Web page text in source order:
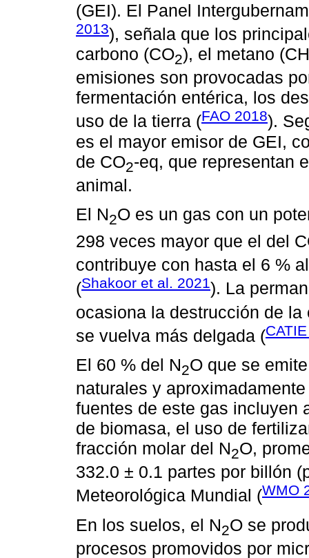
(GEI). El Panel
2013), señala que los
carbono (CO2), el metano (CH
emisiones son provocadas
fermentación entérica, los
uso de la tierra (FAO 2018).
es el mayor emisor de GEI,
de CO2-eq, que representan
animal.
El N2O es un gas con un
298 veces mayor que el del
contribuye con hasta el 6 %
(Shakoor et al. 2021). La
ocasiona la destrucción de
se vuelva más delgada (
El 60 % del N2O que se
naturales y
fuentes de este gas incluyen
de biomasa, el uso de
fracción molar del N2O,
332.0 ± 0.1 partes por billón
Meteorológica Mundial (WMO
En los suelos, el N2O se
procesos promovidos por